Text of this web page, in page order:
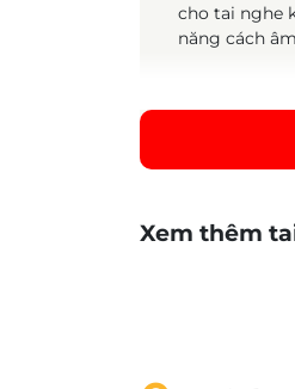
cho tai nghe
năng cách
Cấu trúc
Phần da
trong một
Xem thêm